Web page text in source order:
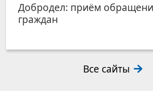
Добродел: приём
граждан
Все сайты